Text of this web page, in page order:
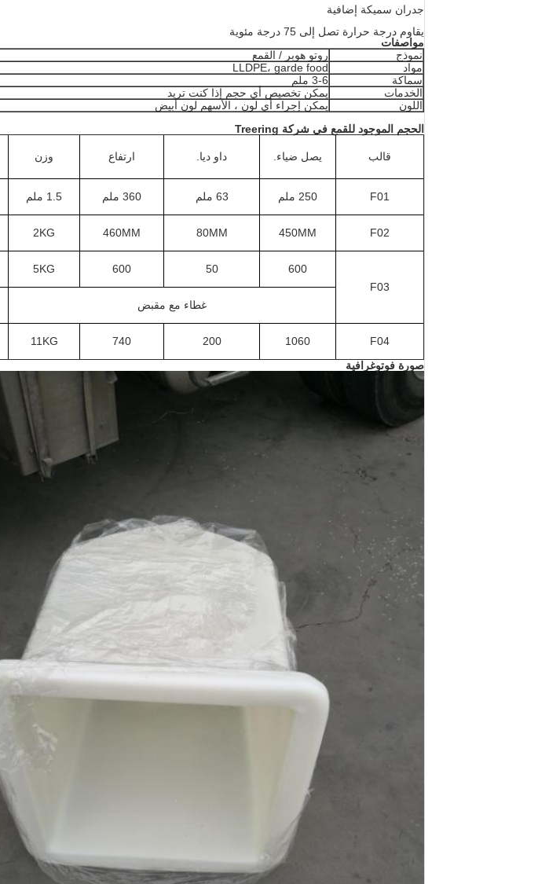
جدران سميكة إضافية
يقاوم درجة حرارة تصل إلى 75 درجة مئوية
مواصفات
نموذج
روتو هوبر / القمع
مواد
LLDPE، garde food
سماكة
3-6 ملم
الخدمات
يمكن تخصيص أي حجم إذا كنت تريد
اللون
يمكن إجراء أي لون ، الأسهم لون أبيض
الحجم الموجود للقمع في شركة Treering
قالب يصل ضياء. داو ديا. ارتفاع وزن
F01 250 ملم 63 ملم 360 ملم 1.5 ملم
F02
450MM
80MM
460MM
2KG
F03
600
50
600
5KG
غطاء مع مقبض
F04
1060
200
740
11KG
صورة فوتوغرافية